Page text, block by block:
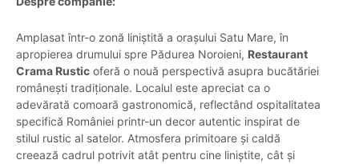
Amplasat într-o zonă liniștită a orașului Satu Mare, în
apropierea drumului spre Pădurea Noroieni, Restaurant
Crama Rustic oferă o nouă perspectivă asupra bucătăriei
românești tradiționale. Localul este apreciat ca o
adevărată comoară gastronomică, reflectând ospitalitatea
specifică României printr-un decor autentic inspirat de
stilul rustic al satelor. Atmosfera primitoare și caldă
creează cadrul potrivit atât pentru cine liniștite, cât și